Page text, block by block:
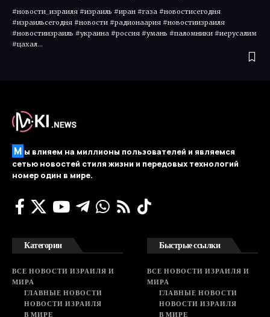
#новости_израиля #израиль #иран #газа #новостисегодня
#израильсегодня #новости #радионаария #новостиизраиля
#новостиизраиль #украина #россия #умань #паломники #иерусалим
#цахал…
М ы влияем на миллионы пользователей и являемся
сетью новостей стиля жизни и передовых технологий
номер один в мире.
Категории
ВСЕ НОВОСТИ ИЗРАИЛЯ И
МИРА
ГЛАВНЫЕ НОВОСТИ
НОВОСТИ ИЗРАИЛЯ
В МИРЕ
Быстрые ссылки
ВСЕ НОВОСТИ ИЗРАИЛЯ И
МИРА
ГЛАВНЫЕ НОВОСТИ
НОВОСТИ ИЗРАИЛЯ
В МИРЕ